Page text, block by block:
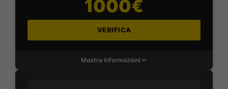
1000€
VERIFICA
Mostra Informazioni